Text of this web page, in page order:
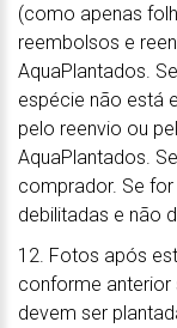
(como apenas
reembolsos e
AquaPlantados.
espécie não está
pelo reenvio ou
AquaPlantados.
comprador. Se
debilitadas e não
12. Fotos após
conforme anterior
devem ser